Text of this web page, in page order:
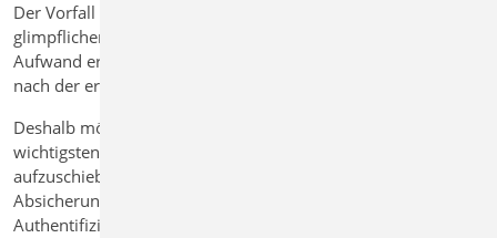
Der Vorfall hat deutlich gemacht: Selbst bei einem insgesamt
glimpflichen Verlauf ist der organisatorische und technische
Aufwand erheblich. Die eigentliche Arbeit beginnt häufig erst
nach der ersten Wiederherstellung.
Deshalb möchten wir Sie ausdrücklich ermutigen, die
wichtigsten Schutzmaßnahmen jetzt zu überprüfen und nicht
aufzuschieben. Besonders wirksam ist die konsequente
Absicherung von Benutzerkonten durch Mehrfaktor-
Authentifizierung (MFA).